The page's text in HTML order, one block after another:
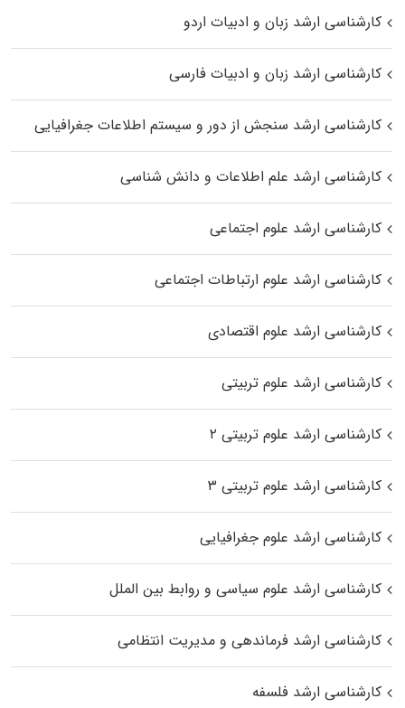
کارشناسی ارشد زبان و ادبیات اردو
کارشناسی ارشد زبان و ادبیات فارسی
کارشناسی ارشد سنجش از دور و سیستم اطلاعات جغرافیایی
کارشناسی ارشد علم اطلاعات و دانش شناسی
کارشناسی ارشد علوم اجتماعی
کارشناسی ارشد علوم ارتباطات اجتماعی
کارشناسی ارشد علوم اقتصادی
کارشناسی ارشد علوم تربیتی
کارشناسی ارشد علوم تربیتی ۲
کارشناسی ارشد علوم تربیتی ۳
کارشناسی ارشد علوم جغرافیایی
کارشناسی ارشد علوم سیاسی و روابط بین الملل
کارشناسی ارشد فرماندهی و مدیریت انتظامی
کارشناسی ارشد فلسفه